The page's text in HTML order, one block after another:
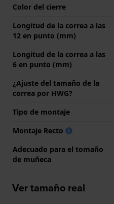
Color del cierre
Longitud de la correa a las
12 en punto (mm)
Longitud de la correa a las
6 en punto (mm)
¿Ajuste del tamaño de la
correa por HWG?
Tipo de montaje
Montaje Recto
Adecuado para el tomaño
de muñeca
Ver tamaño real